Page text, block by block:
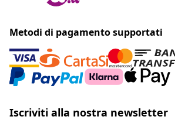
Metodi di pagamento supportati
Iscriviti alla nostra newsletter